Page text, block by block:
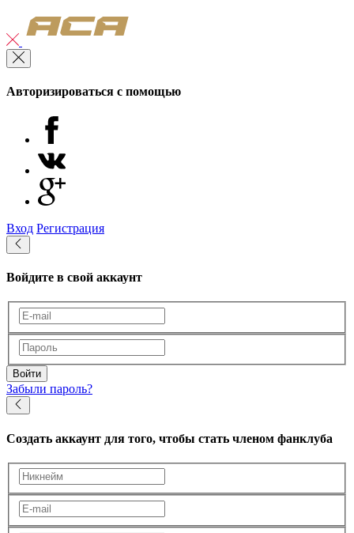
Авторизироваться с помощью
Вход Регистрация
Войдите в свой аккаунт
Войти
Забыли пароль?
Создать аккаунт для того, чтобы стать членом фанклуба